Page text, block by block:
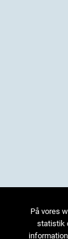
På vores
statistik